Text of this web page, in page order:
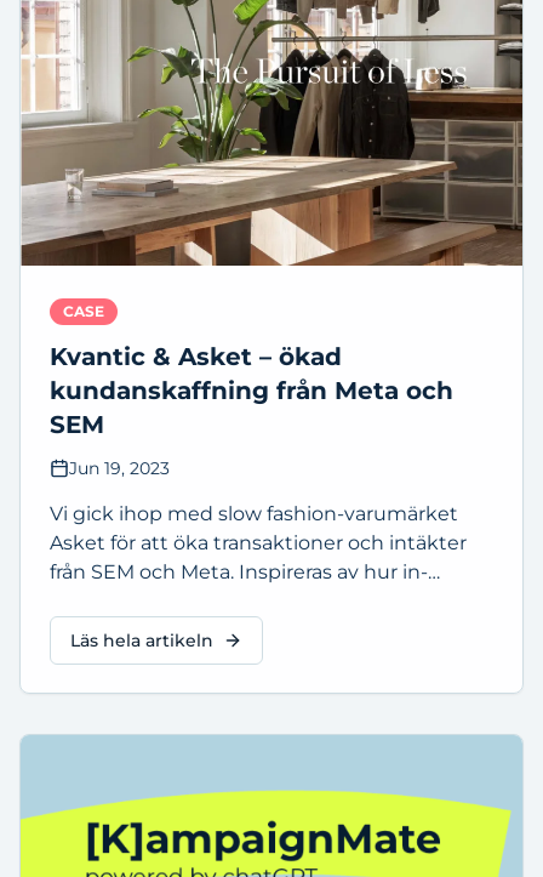
CASE
Kvantic & Asket – ökad
kundanskaffning från Meta och
SEM
Jun 19, 2023
Vi gick ihop med slow fashion-varumärket
Asket för att öka transaktioner och intäkter
från SEM och Meta. Inspireras av hur in-
lyfta kundanskaffningen.
Läs hela artikeln